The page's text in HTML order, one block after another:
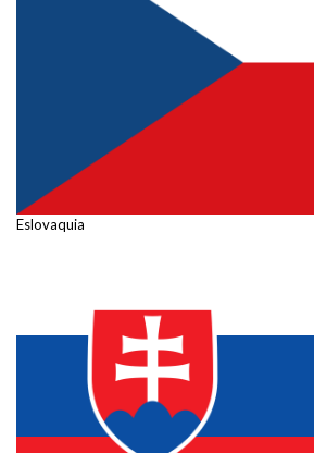
Eslovaquia